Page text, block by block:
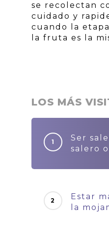
se recolectan
cuidado y
cuando la
la fruta es la
LOS MÁS
Ser
salero
Estar
la